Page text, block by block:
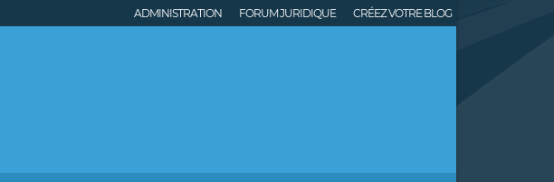
ADMINISTRATION FORUM JURIDIQUE CRÉEZ VOTRE BLOG